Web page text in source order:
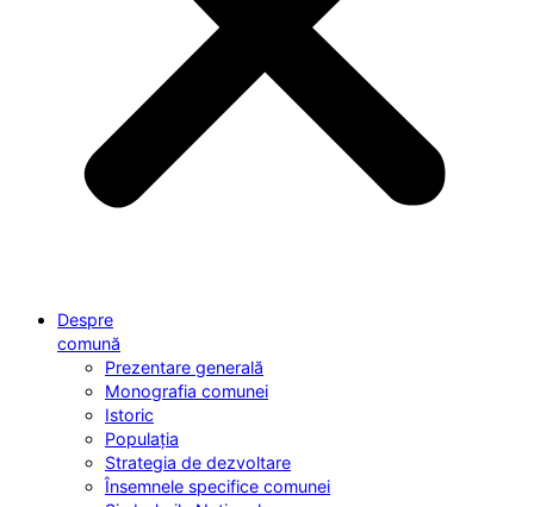
Despre
comună
Prezentare generală
Monografia comunei
Istoric
Populația
Strategia de dezvoltare
Însemnele specifice comunei